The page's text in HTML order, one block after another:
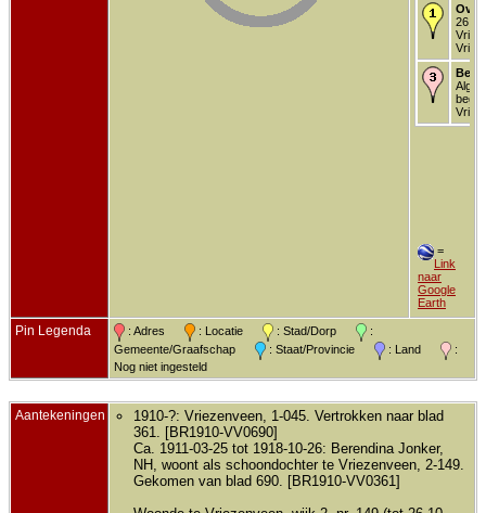
26
Alg.
=
Link
naar
Google
Earth
Pin Legenda : Adres : Locatie : Stad/Dorp
:
Gemeente/Graafschap
: Staat/Provincie : Land
:
Nog niet ingesteld
Aantekeningen
1910-?: Vriezenveen, 1-045. Vertrokken naar blad
361. [BR1910-VV0690]
Ca. 1911-03-25 tot 1918-10-26: Berendina Jonker,
NH, woont als schoondochter te Vriezenveen, 2-149.
Gekomen van blad 690. [BR1910-VV0361]